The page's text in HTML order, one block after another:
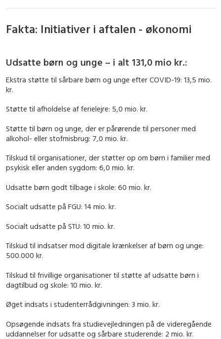
Fakta: Initiativer i aftalen - økonomi
Udsatte børn og unge – i alt 131,0 mio kr.:
Ekstra støtte til sårbare børn og unge efter COVID-19: 13,5 mio.
kr.
Støtte til afholdelse af ferielejre: 5,0 mio. kr.
Støtte til børn og unge, der er pårørende til personer med
alkohol- eller stofmisbrug: 7,0 mio. kr.
Tilskud til organisationer, der støtter op om børn i familier med
psykisk eller anden sygdom: 6,0 mio. kr.
Udsatte børn godt tilbage i skole: 60 mio. kr.
Socialt udsatte på FGU: 14 mio. kr.
Socialt udsatte på STU: 10 mio. kr.
Tilskud til indsatser mod digitale krænkelser af børn og unge:
500.000 kr.
Tilskud til frivillige organisationer til støtte af udsatte børn i
dagtilbud og skole: 10 mio. kr.
Øget indsats i studenterrådgivningen: 3 mio. kr.
Opsøgende indsats fra studievejledningen på de videregående
uddannelser for udsatte og sårbare studerende: 2 mio. kr.